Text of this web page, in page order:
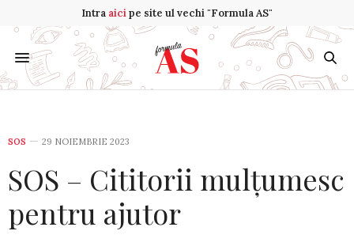
Intra aicipe site ul vechi "Formula AS"
SOS 29 NOIEMBRIE 2023
SOS – Cititorii mulțumesc
pentru ajutor